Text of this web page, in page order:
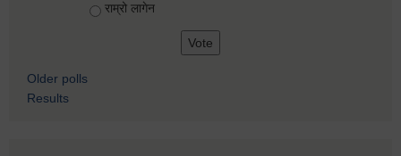
राम्रो लागेन
Older polls
Results